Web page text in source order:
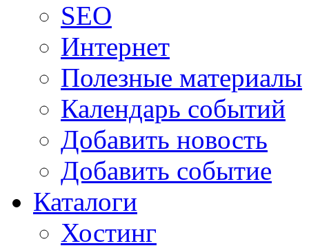
SEO
Интернет
Полезные материалы
Календарь событий
Добавить новость
Добавить событие
Каталоги
Хостинг